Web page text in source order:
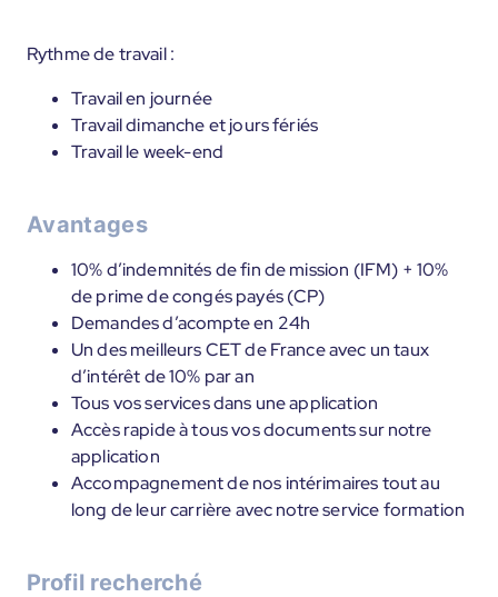
Rythme de travail :
Travail en journée
Travail dimanche et jours fériés
Travail le week-end
Avantages
10% d’indemnités de fin de mission (IFM) + 10%
de prime de congés payés (CP)
Demandes d’acompte en 24h
Un des meilleurs CET de France avec un taux
d’intérêt de 10% par an
Tous vos services dans une application
Accès rapide à tous vos documents sur notre
application
Accompagnement de nos intérimaires tout au
long de leur carrière avec notre service formation
Profil recherché